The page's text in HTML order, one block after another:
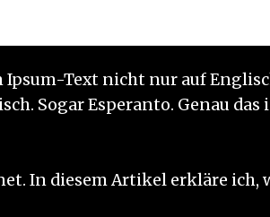
Ipsum-Text nicht nur auf
Sogar Esperanto. Genau das
In diesem Artikel erkläre ich,